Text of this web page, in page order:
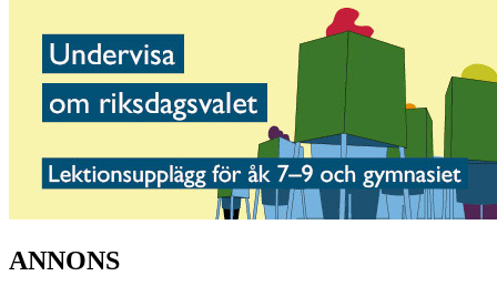
ANNONS